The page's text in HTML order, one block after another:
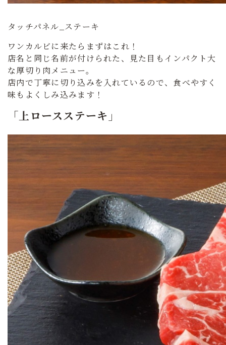
タッチパネル_ステーキ
ワンカルビに来たらまずはこれ！
店名と同じ名前が付けられた、見た目もインパクト大
な厚切り肉メニュー。
店内で丁寧に切り込みを入れているので、食べやすく
味もよくしみ込みます！
「上ロースステーキ」